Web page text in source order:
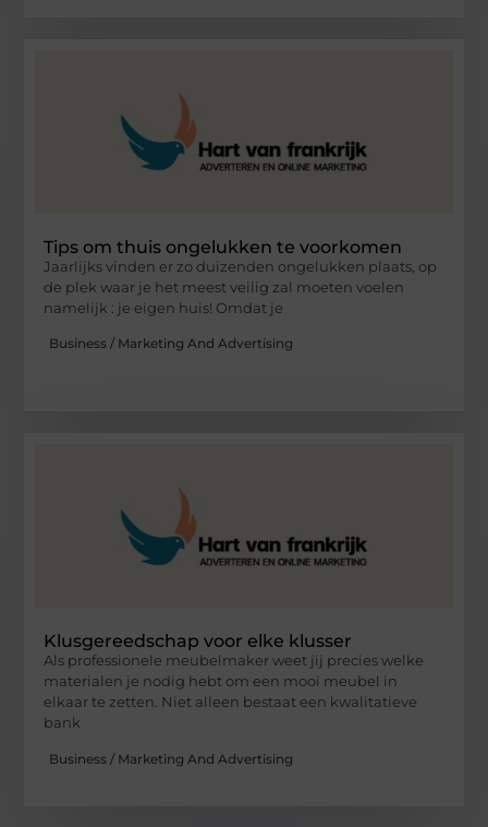
Tips om thuis ongelukken te voorkomen
Jaarlijks vinden er zo duizenden ongelukken plaats, op
de plek waar je het meest veilig zal moeten voelen
namelijk : je eigen huis! Omdat je
Business / Marketing And Advertising
Klusgereedschap voor elke klusser
Als professionele meubelmaker weet jij precies welke
materialen je nodig hebt om een mooi meubel in
elkaar te zetten. Niet alleen bestaat een kwalitatieve
bank
Business / Marketing And Advertising